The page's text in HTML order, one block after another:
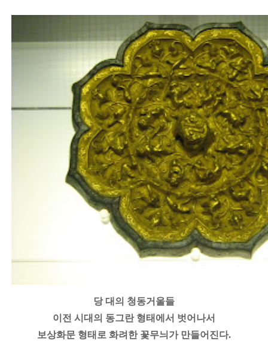
당 대의 청동거울들
이전 시대의 동그란 형태에서 벗어나서
보상화문 형태로 화려한 꽃무늬가 만들어진다.